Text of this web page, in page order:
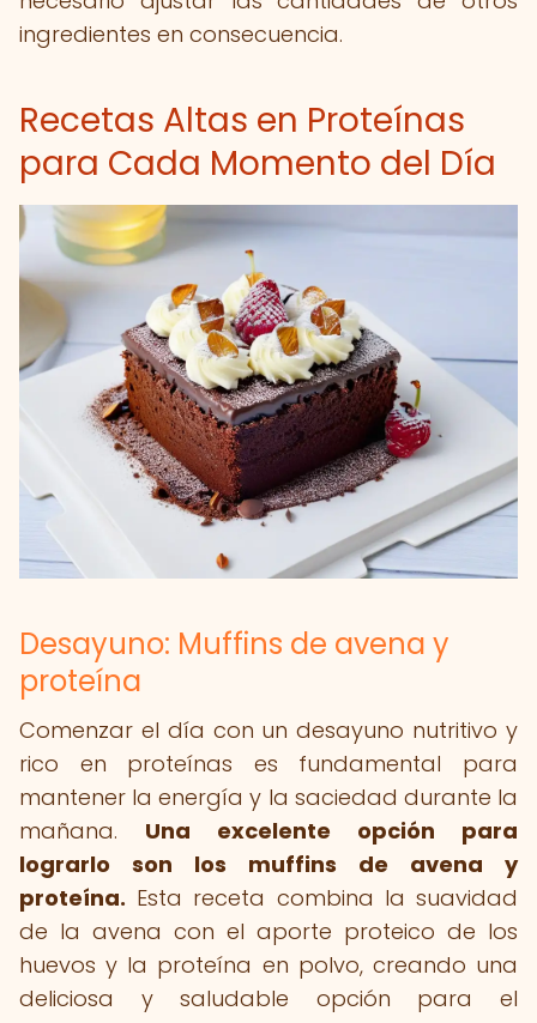
ingredientes en consecuencia.
Recetas Altas en Proteínas
para Cada Momento del Día
Desayuno: Muffins de avena y
proteína
Comenzar el día con un desayuno nutritivo y
rico en proteínas es fundamental para
mantener la energía y la saciedad durante la
mañana. Una excelente opción para
lograrlo son los muffins de avena y
proteína. Esta receta combina la suavidad
de la avena con el aporte proteico de los
huevos y la proteína en polvo, creando una
deliciosa y saludable opción para el